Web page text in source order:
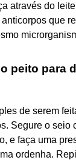
através do
que
peito para
de serem
Segure o seio
e faça uma
ordenha.